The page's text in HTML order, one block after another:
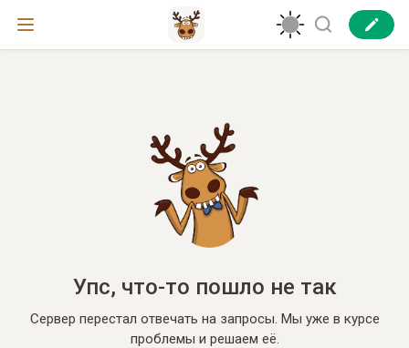
Упс, что-то пошло не так
Сервер перестал отвечать на запросы. Мы уже в курсе
проблемы и решаем её.